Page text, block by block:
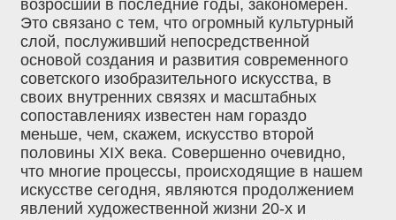
возросший в последние годы, закономерен.
Это связано с тем, что огромный культурный
слой, послуживший непосредственной
основой создания и развития современного
советского изобразительного искусства, в
своих внутренних связях и масштабных
сопоставлениях известен нам гораздо
меньше, чем, скажем, искусство второй
половины ХIХ века. Совершенно очевидно,
что многие процессы, происходящие в нашем
искусстве сегодня, являются продолжением
явлений художественной жизни 20-х и